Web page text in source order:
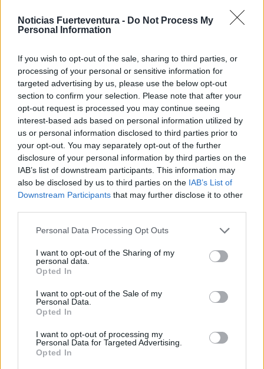
Noticias Fuerteventura - Do Not Process My
Personal Information
If you wish to opt-out of the sale, sharing to third parties, or
processing of your personal or sensitive information for
targeted advertising by us, please use the below opt-out
section to confirm your selection. Please note that after your
opt-out request is processed you may continue seeing
interest-based ads based on personal information utilized by
us or personal information disclosed to third parties prior to
your opt-out. You may separately opt-out of the further
disclosure of your personal information by third parties on the
IAB’s list of downstream participants. This information may
also be disclosed by us to third parties on the IAB’s List of
Downstream Participants that may further disclose it to other
Personal Data Processing Opt Outs
I want to opt-out of the Sharing of my
personal data.
Opted In
I want to opt-out of the Sale of my
Personal Data.
Opted In
I want to opt-out of processing my
Personal Data for Targeted Advertising.
Opted In
presentaba un traumatismo en el codo de carácter
moderado, por lo que fue trasladado en
Molina Orosa.
En el lugar del incidente también se personaron
agentes de la Policía Local, que colaboraron con el
dispositivo intervinientes, así como efectivos de la
Guardia Civil que regularon el tráfico en la vía y
realizaron el atestado correspondiente.
Comentarios (1)
LO MÁS LEÍDO
Fallece un bebé de 20 meses por un
¿EN QUÉ MOMENTO DEJAMOS DE SER